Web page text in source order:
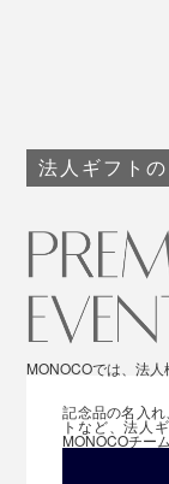
砂糖をまぶ
法人ギフト
MONOCOでは、法人
記念品の名入
トなど、法人
MONOCOチー